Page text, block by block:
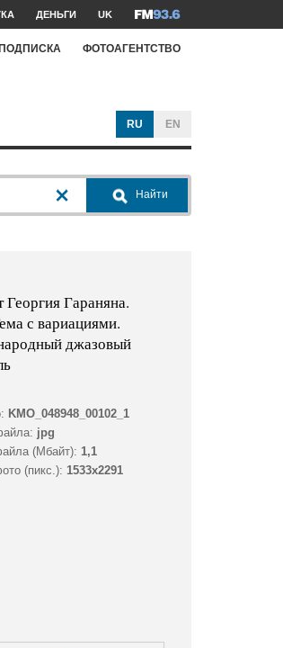
ДЕНЬГИ UK
ФОТОАГЕНТСТВО
RU EN
Найти
Георгия Гараняна.
с вариациями.
джазовый
KMO_048948_00102_1
jpg
(Мбайт): 1,1
(пикс.): 1533x2291